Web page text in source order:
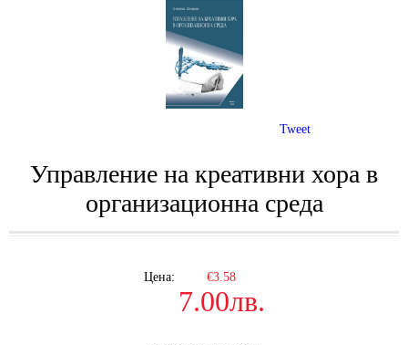
Управление на креативни хора в
организационна среда
Цена: €3.58
7.00лв.
Tweet